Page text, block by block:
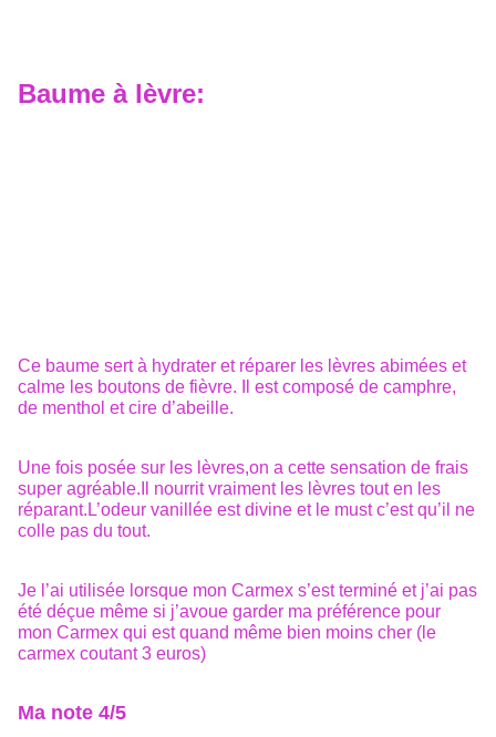
Baume à lèvre:
Ce baume sert à hydrater et réparer les lèvres abimées et
calme les boutons de fièvre. Il est composé de camphre,
de menthol et cire d’abeille.
Une fois posée sur les lèvres,on a cette sensation de frais
super agréable.Il nourrit vraiment les lèvres tout en les
réparant.L’odeur vanillée est divine et le must c’est qu’il ne
colle pas du tout.
Je l’ai utilisée lorsque mon Carmex s’est terminé et j’ai pas
été déçue même si j’avoue garder ma préférence pour
mon Carmex qui est quand même bien moins cher (le
carmex coutant 3 euros)
Ma note 4/5